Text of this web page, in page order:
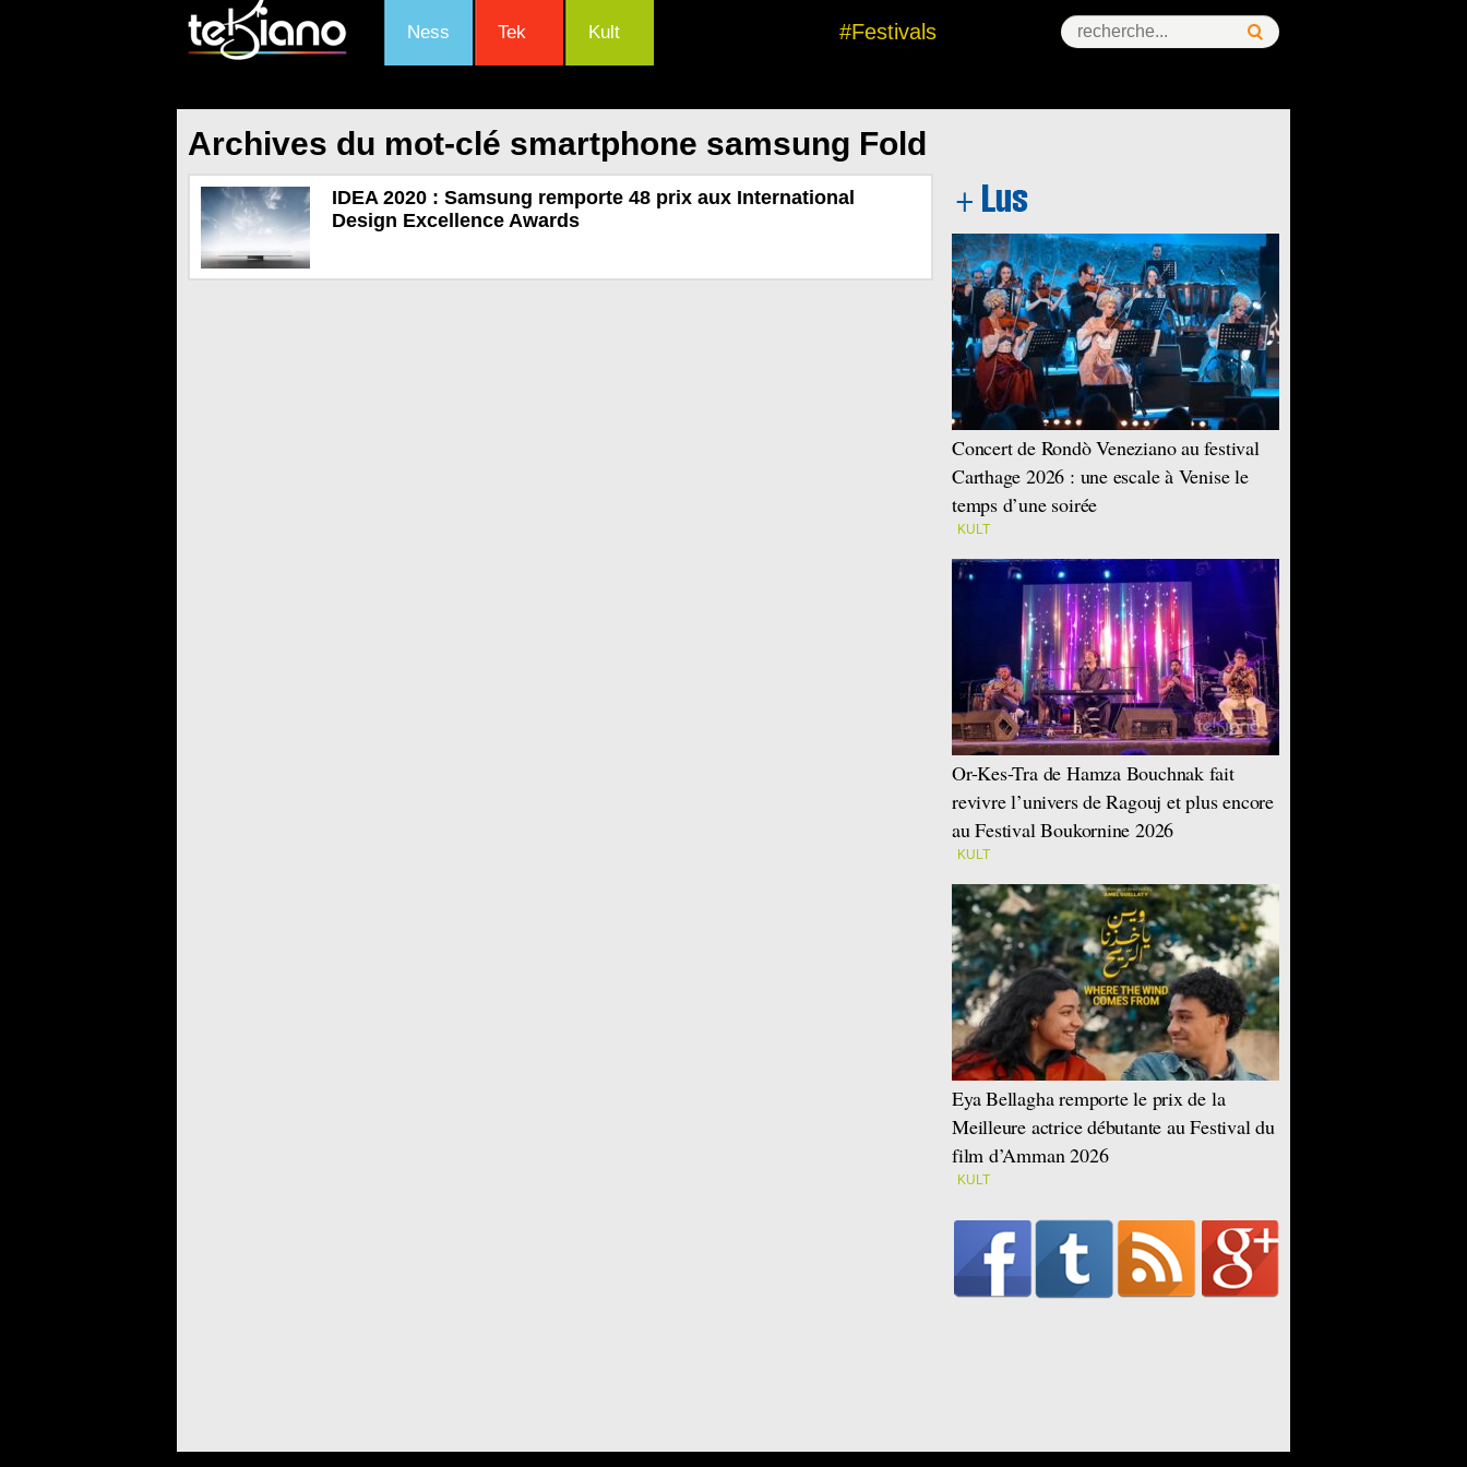
Ness Tek Kult #Festivals
Archives du mot-clé smartphone samsung Fold
IDEA 2020 : Samsung remporte 48 prix aux International
Design Excellence Awards
Concert de Rondò Veneziano au festival
Carthage 2026 : une escale à Venise le
temps d’une soirée
KULT
Or-Kes-Tra de Hamza Bouchnak fait
revivre l’univers de Ragouj et plus encore
au Festival Boukornine 2026
KULT
Eya Bellagha remporte le prix de la
Meilleure actrice débutante au Festival du
film d’Amman 2026
KULT